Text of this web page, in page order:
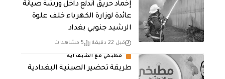
إخماد حريق اندلع داخل ورشة صيانة
عائدة لوزارة الكهرباء خلف علوة
الرشيد جنوبي بغداد
قبل 22 دقيقة 5 مشاهدات
مطبخي مع الشيف اية
طريقة تحضير الصينية البغدادية